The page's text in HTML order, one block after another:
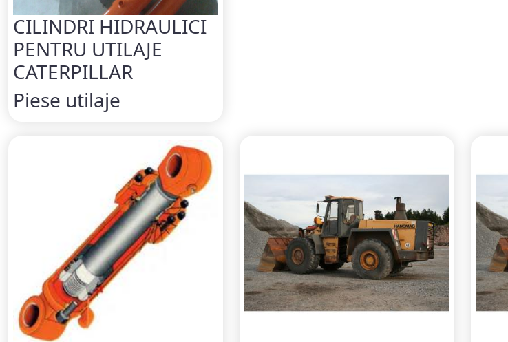
CILINDRI HIDRAULICI
PENTRU UTILAJE
CATERPILLAR
Piese utilaje